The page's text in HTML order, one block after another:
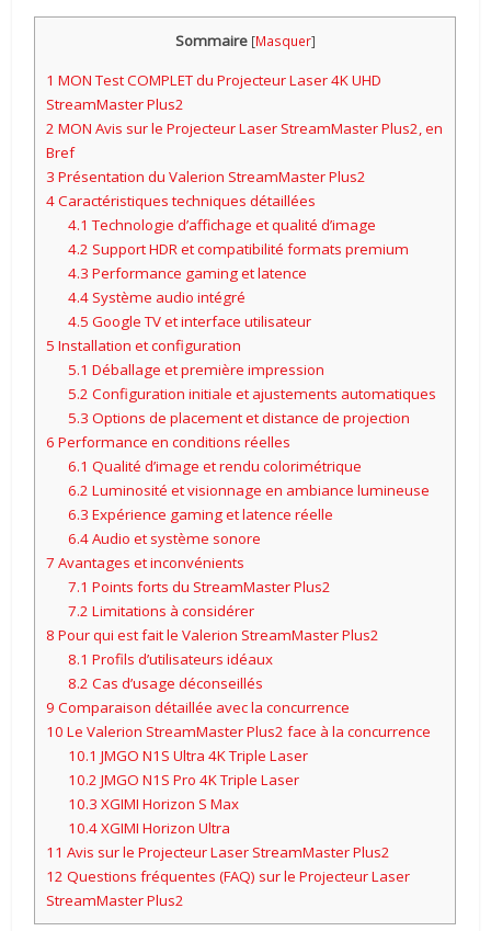
Sommaire [Masquer]
1 MON Test COMPLET du Projecteur Laser 4K UHD
StreamMaster Plus2
2 MON Avis sur le Projecteur Laser StreamMaster Plus2, en
Bref
3 Présentation du Valerion StreamMaster Plus2
4Caractéristiques techniques détaillées
4.1 Technologie d’affichage et qualité d’image
4.2 Support HDR et compatibilité formats premium
4.3 Performance gaming et latence
4.4 Système audio intégré
4.5 Google TV et interface utilisateur
5 Installation et configuration
5.1 Déballage et première impression
5.2 Configuration initiale et ajustements automatiques
5.3 Options de placement et distance de projection
6 Performance en conditions réelles
6.1 Qualité d’image et rendu colorimétrique
6.2 Luminosité et visionnage en ambiance lumineuse
6.3 Expérience gaming et latence réelle
6.4Audio et système sonore
7 Avantages et inconvénients
7.1 Points forts du StreamMaster Plus2
7.2 Limitations à considérer
8 Pour qui est fait le Valerion StreamMaster Plus2
8.1 Profils d’utilisateurs idéaux
8.2 Cas d’usage déconseillés
9 Comparaison détaillée avec la concurrence
10 Le Valerion StreamMaster Plus2 face à la concurrence
10.1 JMGO N1S Ultra 4K Triple Laser
10.2 JMGO N1S Pro 4K Triple Laser
10.3 XGIMI Horizon S Max
10.4XGIMI Horizon Ultra
11 Avis sur le Projecteur Laser StreamMaster Plus2
12 Questions fréquentes (FAQ) sur le Projecteur Laser
StreamMaster Plus2